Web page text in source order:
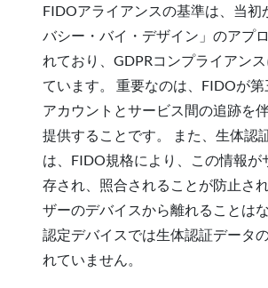
FIDOアライアンスの基準は、当初
バシー・バイ・デザイン」のアプ
れており、GDPRコンプライアン
ています。 重要なのは、FIDOが
アカウントとサービス間の追跡を
提供することです。 また、生体認
は、FIDO規格により、この情報が
存され、照合されることが防止さ
ザーのデバイスから離れることは
認定デバイスでは生体認証データ
れていません。